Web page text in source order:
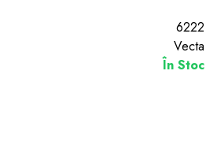
6222
Vecta
În Stoc